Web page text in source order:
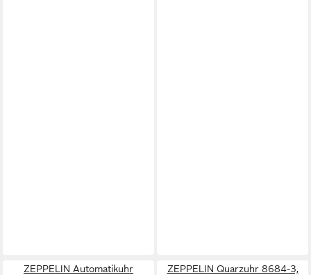
ZEPPELIN Automatikuhr ZEPPELIN Quarzuhr 8684-3,